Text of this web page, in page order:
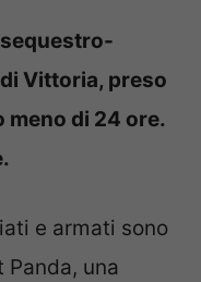
Vittoria, preso
meno di 24 ore.
e armati sono
una